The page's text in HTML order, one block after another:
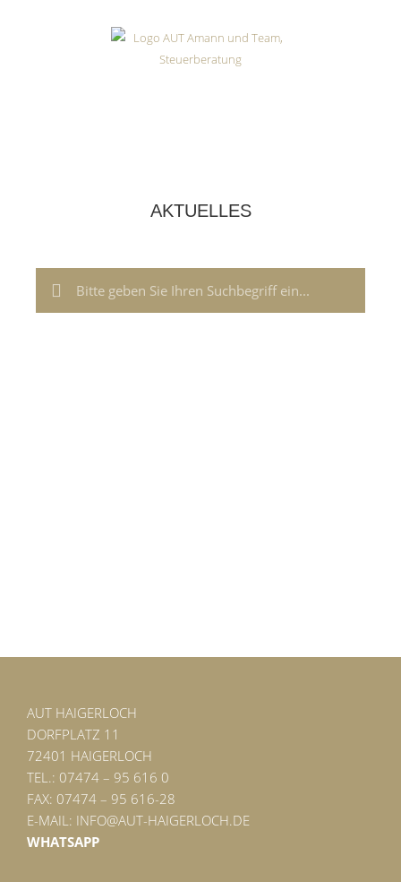
AKTUELLES
AUT HAIGERLOCH
DORFPLATZ 11
72401 HAIGERLOCH
TEL.: 07474 – 95 616 0
FAX: 07474 – 95 616-28
E-MAIL: INFO@AUT-HAIGERLOCH.DE
WHATSAPP